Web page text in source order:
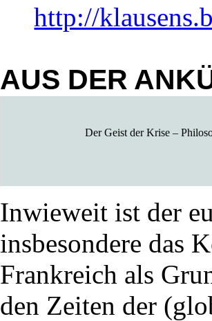
http://
AUS DER
Der Geist der Krise –
Inwieweit ist der
insbesondere das
Frankreich als
den Zeiten der